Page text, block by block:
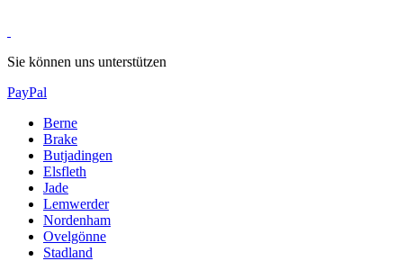
Sie können uns unterstützen
PayPal
Berne
Brake
Butjadingen
Elsfleth
Jade
Lemwerder
Nordenham
Ovelgönne
Stadland